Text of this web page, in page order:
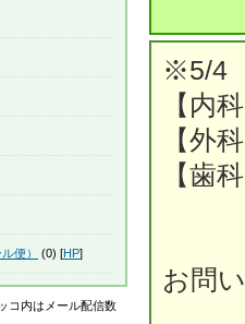
※5/4
【内
【外
【歯
お問
便） (0) [HP]
コ内はメール配信数